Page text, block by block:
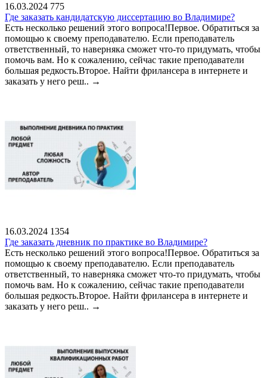
16.03.2024 775
Где заказать кандидатскую диссертацию во Владимире?
Есть несколько решений этого вопроса!Первое. Обратиться за
помощью к своему преподавателю. Если преподаватель
ответственный, то наверняка сможет что-то придумать, чтобы
помочь вам. Но к сожалению, сейчас такие преподаватели
большая редкость.Второе. Найти фрилансера в интернете и
заказать у него реш.. →
16.03.2024 1354
Где заказать дневник по практике во Владимире?
Есть несколько решений этого вопроса!Первое. Обратиться за
помощью к своему преподавателю. Если преподаватель
ответственный, то наверняка сможет что-то придумать, чтобы
помочь вам. Но к сожалению, сейчас такие преподаватели
большая редкость.Второе. Найти фрилансера в интернете и
заказать у него реш.. →